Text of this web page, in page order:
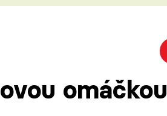
VYCHYTÁVKY
omáčkou